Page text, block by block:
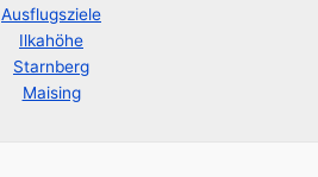
Ausflugsziele
Ilkahöhe
Starnberg
Maising